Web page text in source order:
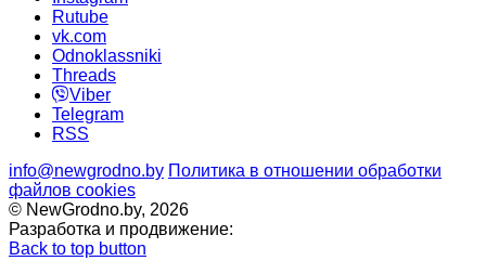
Rutube
vk.com
Odnoklassniki
Threads
Viber
Telegram
RSS
info@newgrodno.by Политика в отношении обработки
файлов cookies
© NewGrodno.by, 2026
Разработка и продвижение:
Back to top button